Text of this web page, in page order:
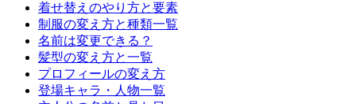
着せ替えのやり方と要素
制服の変え方と種類一覧
名前は変更できる？
髪型の変え方と一覧
プロフィールの変え方
登場キャラ・人物一覧